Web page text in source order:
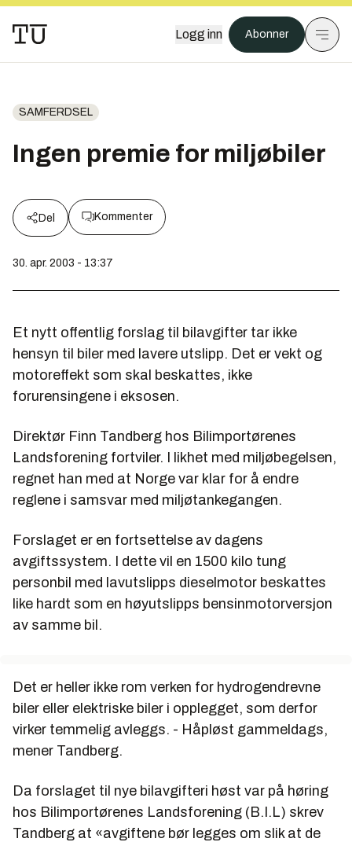
Logg inn Abonner
SAMFERDSEL
Ingen premie for miljøbiler
Del Kommenter
30. apr. 2003 - 13:37
Et nytt offentlig forslag til bilavgifter tar ikke
hensyn til biler med lavere utslipp. Det er vekt og
motoreffekt som skal beskattes, ikke
forurensingene i eksosen.
Direktør Finn Tandberg hos Bilimportørenes
Landsforening fortviler. I likhet med miljøbegelsen,
regnet han med at Norge var klar for å endre
reglene i samsvar med miljøtankegangen.
Forslaget er en fortsettelse av dagens
avgiftssystem. I dette vil en 1500 kilo tung
personbil med lavutslipps dieselmotor beskattes
like hardt som en høyutslipps bensinmotorversjon
av samme bil.
Det er heller ikke rom verken for hydrogendrevne
biler eller elektriske biler i opplegget, som derfor
virker temmelig avleggs. - Håpløst gammeldags,
mener Tandberg.
Da forslaget til nye bilavgifteri høst var på høring
hos Bilimportørenes Landsforening (B.I.L) skrev
Tandberg at «avgiftene bør legges om slik at de